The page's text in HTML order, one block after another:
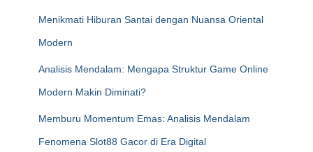
Menikmati Hiburan Santai dengan Nuansa Oriental
Modern
Analisis Mendalam: Mengapa Struktur Game Online
Modern Makin Diminati?
Memburu Momentum Emas: Analisis Mendalam
Fenomena Slot88 Gacor di Era Digital